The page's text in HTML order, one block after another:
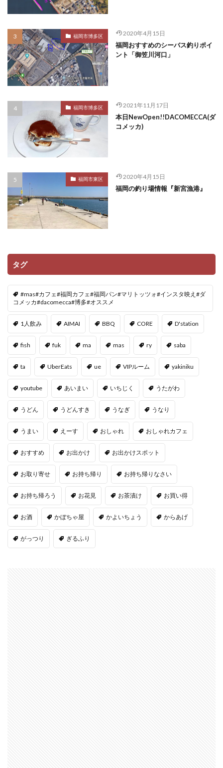
福岡市博多区 2020年4月15日
福岡おすすめのシーバス釣りポイ
ント「御笠川河口」
福岡市博多区 2021年11月17日
本日NewOpen!!DACOMECCA(ダ
コメッカ)
福岡市東区 2020年4月15日
福岡の釣り場情報『新宮漁港』
タグ
#mas#カフェ#福岡カフェ#福岡パン#マリトッツォ#インスタ映え#ダ
コメッカ#dacomecca#博多#オススメ
1人飲み AIMAI BBQ CORE D'station
fish fuk ma mas ry saba
ta UberEats ue VIPルーム yakiniku
youtube あいまい いちじく うたがわ
うどん うどんすき うなぎ うなり
うまい えーす おしゃれ おしゃれカフェ
おすすめ お出かけ お出かけスポット
お取り寄せ お持ち帰り お持ち帰りなさい
お持ち帰ろう お花見 お茶漬け お買い得
お酒 かぼちゃ屋 かよいちょう からあげ
がっつり ぎるふり